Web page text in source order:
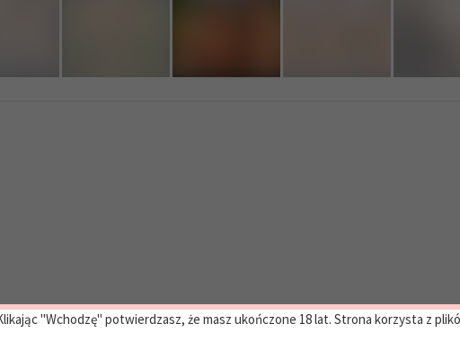
"Wchodzę" potwierdzasz, że masz ukończone 18 lat. Strona korzysta z